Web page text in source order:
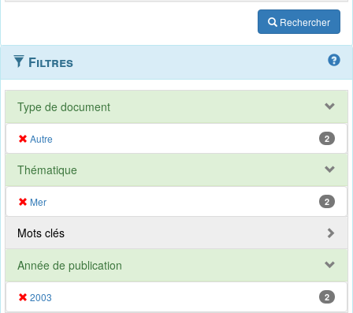
Rechercher
Filtres
Type de document
Autre 2
Thématique
Mer 2
Mots clés
Année de publication
2003 2